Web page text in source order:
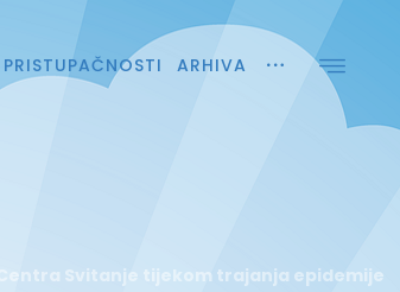
ARHIVA
Svitanje tijekom trajanja epidemije